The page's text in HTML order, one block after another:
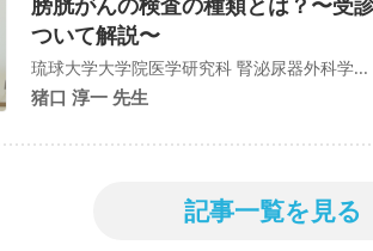
ついて解説〜
琉球大学大学院医学研究科 腎泌尿器外科学...
猪口 淳一 先生
記事一覧を見る